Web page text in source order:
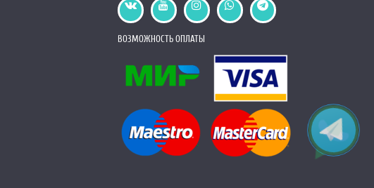
ВОЗМОЖНОСТЬ ОПЛАТЫ